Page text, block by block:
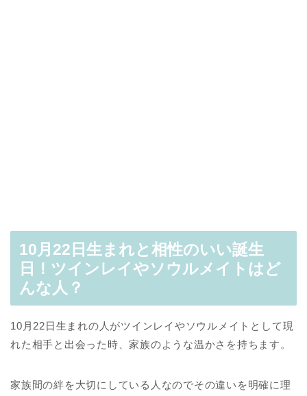
10月22日生まれと相性のいい誕生
日！ツインレイやソウルメイトはど
んな人？
10月22日生まれの人がツインレイやソウルメイトとして現
れた相手と出会った時、家族のような温かさを持ちます。
家族間の絆を大切にしている人なのでその違いを明確に理